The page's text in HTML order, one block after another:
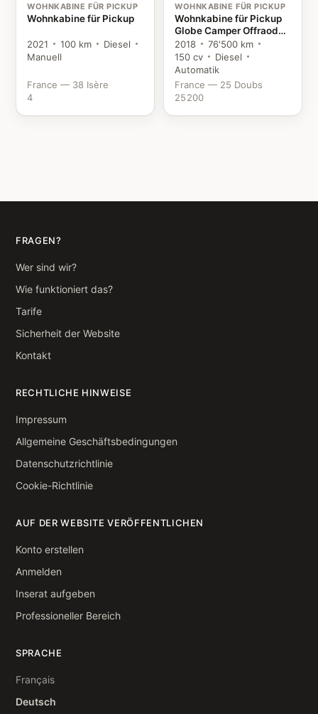
WOHNKABINE FÜR PICKUP
Wohnkabine für Pickup
2021 100 km
Diesel
Manuell
France — 38 Isère
4
WOHNKABINE FÜR PICKUP
Wohnkabine für Pickup
Globe Camper Offraod
195 Toyota
2018
76'500 km
150 cv
Diesel
Automatik
France — 25 Doubs
25200
FRAGEN?
Wer sind wir?
Wie funktioniert das?
Tarife
Sicherheit der Website
Kontakt
RECHTLICHE HINWEISE
Impressum
Allgemeine Geschäftsbedingungen
Datenschutzrichtlinie
Cookie-Richtlinie
AUF DER WEBSITE VERÖFFENTLICHEN
Konto erstellen
Anmelden
Inserat aufgeben
Professioneller Bereich
SPRACHE
Français
Deutsch